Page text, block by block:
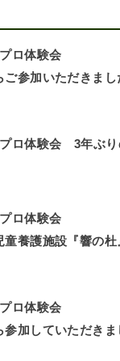
ロ体験会
ご参加いただきまし
プロ体験会 3年ぶり
ロ体験会
童養護施設『響の
ロ体験会
参加していただきま